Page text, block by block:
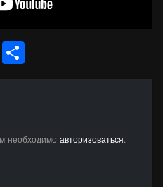
Odnoklassniki
необходимо авторизоваться.